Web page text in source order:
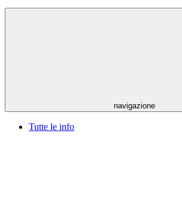
navigazione
Tutte le info